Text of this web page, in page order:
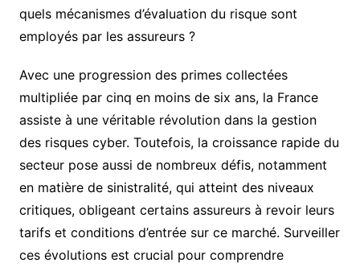
quels mécanismes d’évaluation du risque sont
employés par les assureurs ?
Avec une progression des primes collectées
multipliée par cinq en moins de six ans, la France
assiste à une véritable révolution dans la gestion
des risques cyber. Toutefois, la croissance rapide du
secteur pose aussi de nombreux défis, notamment
en matière de sinistralité, qui atteint des niveaux
critiques, obligeant certains assureurs à revoir leurs
tarifs et conditions d’entrée sur ce marché. Surveiller
ces évolutions est crucial pour comprendre